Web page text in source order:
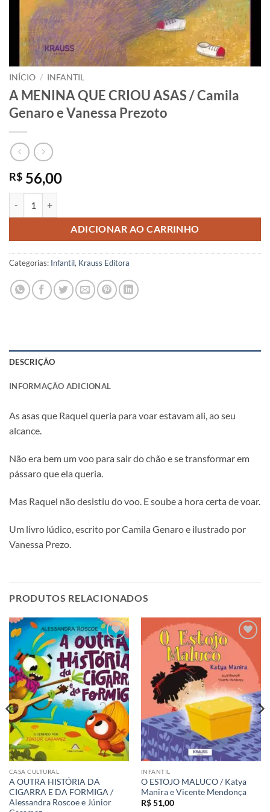
INÍCIO / INFANTIL
A MENINA QUE CRIOU ASAS / Camila
Genaro e Vanessa Prezoto
R$ 56,00
ADICIONAR AO CARRINHO
Categorias: Infantil, Krauss Editora
DESCRIÇÃO
INFORMAÇÃO ADICIONAL
As asas que Raquel queria para voar estavam ali, ao seu
alcance.
Não era bem um voo para sair do chão e se transformar em
pássaro que ela queria.
Mas Raquel não desistiu do voo. E soube a hora certa de voar.
Um livro lúdico, escrito por Camila Genaro e ilustrado por
Vanessa Prezo.
PRODUTOS RELACIONADOS
Adicionar
aos meus
desejos
CASA CULTURAL
A OUTRA HISTÓRIA DA
CIGARRA E DA FORMIGA /
Alessandra Roscoe e Júnior
Adicionar
aos meus
desejos
INFANTIL
O ESTOJO MALUCO / Katya
Manira e Vicente Mendonça
R$51,00